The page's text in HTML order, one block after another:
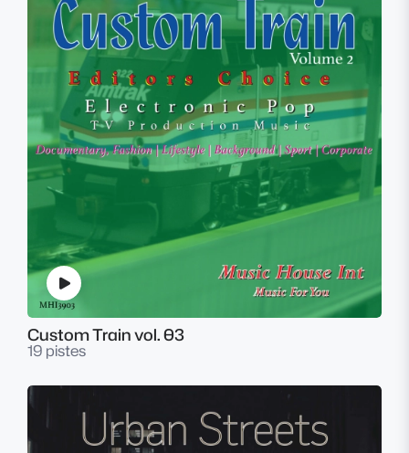
Custom Train vol. 03
19 pistes